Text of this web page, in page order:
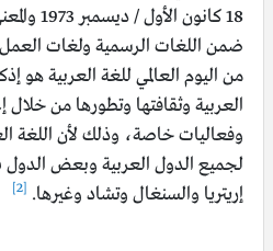
18 كانون
ضمن اللغات الرسمية ولغات العمل
من اليوم العالمي للغة العربية هو
العربية وثقافتها وتطورها من خلال
وفعاليات خاصة، وذلك لأن اللغة
لجميع الدول العربية وبعض الدول
إريتريا والسنغال وتشاد وغيرها. [2]